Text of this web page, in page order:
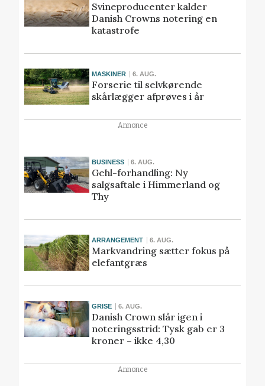
Svineproducenter kalder
Danish Crowns notering en
katastrofe
MASKINER 6. AUG.
Forserie til selvkørende
skårlægger afprøves i år
Annonce
BUSINESS 6. AUG.
Gehl-forhandling: Ny
salgsaftale i Himmerland og
Thy
ARRANGEMENT 6. AUG.
Markvandring sætter fokus på
elefantgræs
GRISE 6. AUG.
Danish Crown slår igen i
noteringsstrid: Tysk gab er 3
kroner – ikke 4,30
Annonce